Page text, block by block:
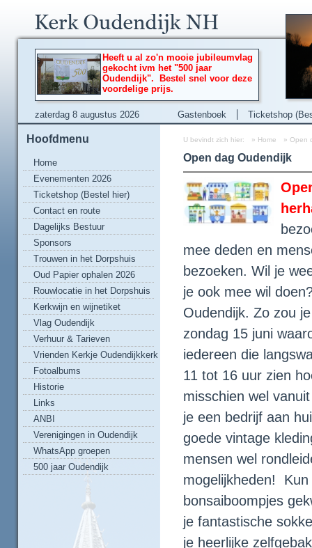
zaterdag 8 augustus 2026 Gastenboek Ticketshop
Heeft u al zo'n mooie jubileumvlag
gekocht ivm het "500 jaar
Oudendijk". Bestel snel voor deze
voordelige prijs.
Hoofdmenu
Home
Evenementen 2026
Ticketshop (Bestel hier)
Contact en route
Dagelijks Bestuur
Sponsors
Trouwen in het Dorpshuis
Oud Papier ophalen 2026
Rouwlocatie in het Dorpshuis
Kerkwijn en wijnetiket
Vlag Oudendijk
Verhuur & Tarieven
Vrienden Kerkje Oudendijkkerk
Fotoalbums
Historie
Links
ANBI
Verenigingen in Oudendijk
WhatsApp groepen
500 jaar Oudendijk
U bevindt zich hier: » Home » Open
Open dag Oudendijk
mee deden en
bezoeken. Wil je
je ook mee wil
Oudendijk. Zo zou
zondag 15 juni
iedereen die
11 tot 16 uur zien
misschien wel
je een bedrijf aan
goede vintage
mensen wel
mogelijkheden!
bonsaiboompjes
je fantastische
je heerlijke